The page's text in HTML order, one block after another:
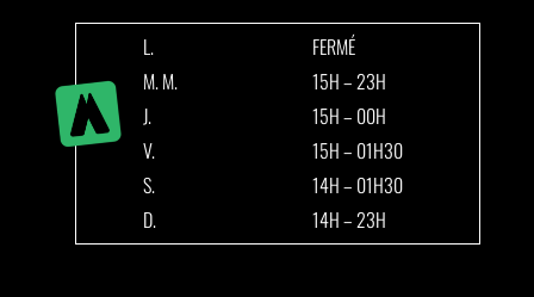
L.
FERMÉ
M. M.
15H – 23H
J.
15H – 00H
V.
15H – 01H30
S.
14H – 01H30
D.
14H – 23H